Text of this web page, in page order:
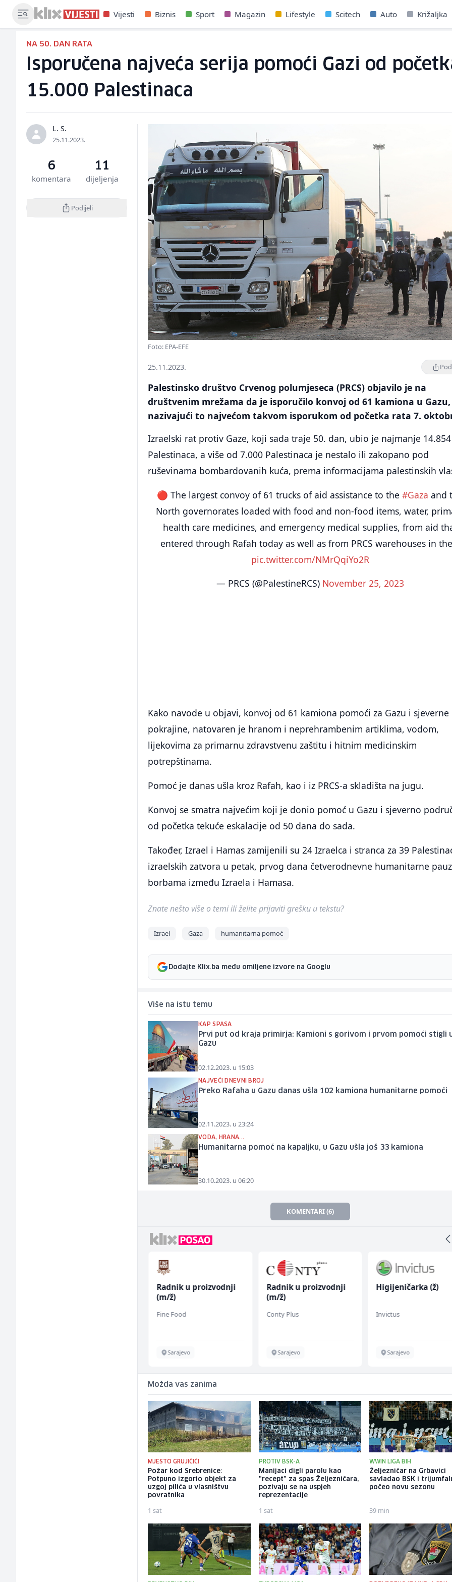
Vijesti Biznis Sport Magazin Lifestyle Scitech Auto Križaljka
NA 50. DAN RATA
Isporučena najveća serija pomoći Gazi od
15.000 Palestinaca
L. S.
25.11.2023.
6
komentara
11
dijeljenja
Podijeli
Foto: EPA-EFE
25.11.2023.
Palestinsko društvo Crvenog polumjeseca (PRCS) objavilo je na
društvenim mrežama da je isporučilo konvoj od 61 kamiona u Gazu,
nazivajući to najvećom takvom isporukom od početka rata 7.
Izraelski rat protiv Gaze, koji sada traje 50. dan, ubio je najmanje 14.854
Palestinaca, a više od 7.000 Palestinaca je nestalo ili zakopano pod
ruševinama bombardovanih kuća, prema informacijama palestinskih
🔴 The largest convoy of 61 trucks of aid assistance to the#Gaza and
North governorates loaded with food and non-food items, water,
health care medicines, and emergency medical supplies, from aid
entered through Rafah today as well as from PRCS warehouses in
pic.twitter.com/NMrQqiYo2R
— PRCS (@PalestineRCS) November 25, 2023
Kako navode u objavi, konvoj od 61 kamiona pomoći za Gazu i sjeverne
pokrajine, natovaren je hranom i neprehrambenim artiklima, vodom,
lijekovima za primarnu zdravstvenu zaštitu i hitnim medicinskim
potrepštinama.
Pomoć je danas ušla kroz Rafah, kao i iz PRCS-a skladišta na jugu.
Konvoj se smatra najvećim koji je donio pomoć u Gazu i sjeverno
od početka tekuće eskalacije od 50 dana do sada.
Također, Izrael i Hamas zamijenili su 24 Izraelca i stranca za 39
izraelskih zatvora u petak, prvog dana četverodnevne humanitarne
borbama između Izraela i Hamasa.
Znate nešto više o temi ili želite prijaviti grešku u tekstu?
Izrael Gaza humanitarna pomoć
Dodajte Klix.ba među omiljene izvore na Googlu
Više na istu temu
KAP SPASA
Prvi put od kraja primirja: Kamioni s gorivom i prvom pomoći stigli
Gazu
02.12.2023. u 15:03
NAJVEĆI DNEVNI BROJ
Preko Rafaha u Gazu danas ušla 102 kamiona humanitarne pomoći
02.11.2023. u 23:24
VODA, HRANA...
Humanitarna pomoć na kapaljku, u Gazu ušla još 33 kamiona
30.10.2023. u 06:20
KOMENTARI (6)
Radnik u proizvodnji
(m/ž)
Fine Food
Sarajevo
Radnik u proizvodnji
(m/ž)
Conty Plus
Sarajevo
Higijeničarka (ž)
Invictus
Sarajevo
Možda vas zanima
MJESTO GRUJIČIĆI
Požar kod Srebrenice:
Potpuno izgorio objekt za
uzgoj pilića u vlasništvu
povratnika
1 sat
PROTIV BSK-A
Manijaci digli parolu kao
"recept" za spas Željezničara,
pozivaju se na uspjeh
reprezentacije
1 sat
WWIN LIGA BIH
Željezničar na Grbavici
savladao BSK i
počeo novu sezonu
39 min